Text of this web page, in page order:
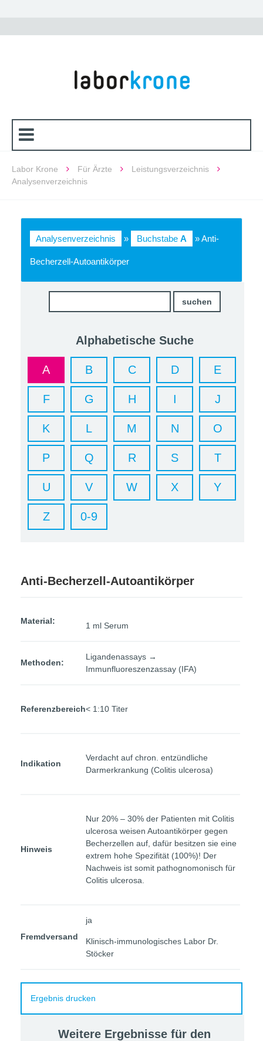
Labor Krone Für Ärzte
Leistungsverzeichnis
Analysenverzeichnis
Analysenverzeichnis » Buchstabe A » Anti-
Becherzell-Autoantikörper
Alphabetische Suche
A B C D E
F G H I J
K L M N O
P Q R S T
U V W X Y
Z 0-9
Anti-Becherzell-Autoantikörper
Material: 1 ml Serum
Methoden:
Ligandenassays →
Immunfluoreszenzassay (IFA)
Referenzbereich< 1:10 Titer
Indikation
Verdacht auf chron. entzündliche
Darmerkrankung (Colitis ulcerosa)
Hinweis
Nur 20% – 30% der Patienten mit Colitis
ulcerosa weisen Autoantikörper gegen
Becherzellen auf, dafür besitzen sie eine
extrem hohe Spezifität (100%)! Der
Nachweis ist somit pathognomonisch für
Colitis ulcerosa.
Fremdversand
ja
Klinisch-immunologisches Labor Dr.
Stöcker
Ergebnis drucken
Weitere Ergebnisse für den